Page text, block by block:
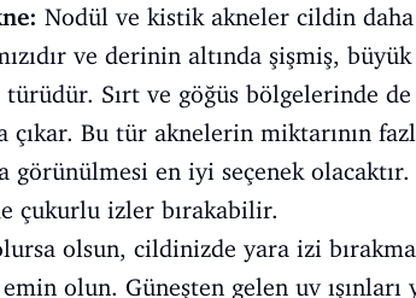
Nodül ve kistik akneler cildin
ve derinin altında şişmiş,
türüdür. Sırt ve göğüs bölgelerinde
çıkar. Bu tür aknelerin miktarının
görünülmesi en iyi seçenek
çukurlu izler bırakabilir.
olsun, cildinizde yara izi
emin olun. Güneşten gelen uv